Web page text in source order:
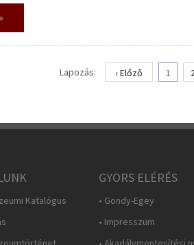
Lapozás: ‹ Előző 1
Katalógus
GYORS ELÉRÉS
• Gondy-Egey
• Impresszum